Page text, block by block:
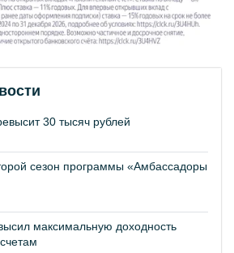
30 тысяч рублей
сезон программы «Амбассадоры
максимальную доходность